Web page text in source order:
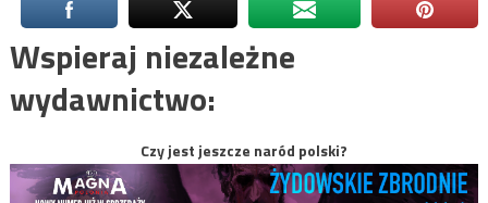
Wspieraj niezależne
wydawnictwo:
Czy jest jeszcze naród polski?